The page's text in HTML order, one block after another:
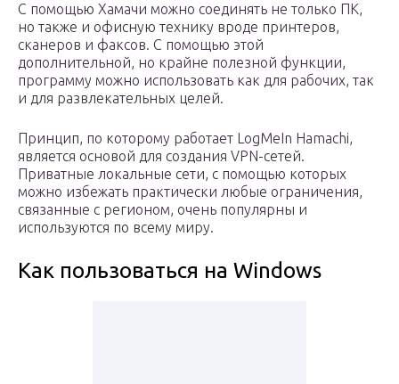
С помощью Хамачи можно соединять не только ПК,
но также и офисную технику вроде принтеров,
сканеров и факсов. С помощью этой
дополнительной, но крайне полезной функции,
программу можно использовать как для рабочих, так
и для развлекательных целей.
Принцип, по которому работает LogMeIn Hamachi,
является основой для создания VPN-сетей.
Приватные локальные сети, с помощью которых
можно избежать практически любые ограничения,
связанные с регионом, очень популярны и
используются по всему миру.
Как пользоваться на Windows